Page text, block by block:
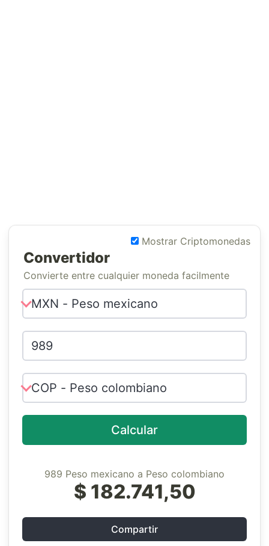
Mostrar Criptomonedas
Convertidor
Convierte entre cualquier moneda facilmente
Calcular
989 Peso mexicano a Peso colombiano
$ 182.741,50
Compartir